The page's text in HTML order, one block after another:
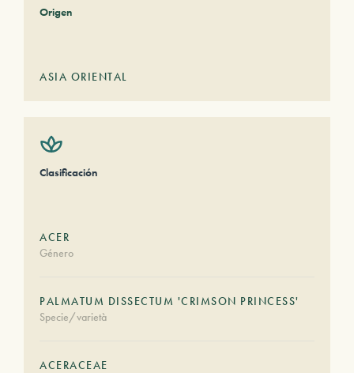
Origen
ASIA ORIENTAL
Clasificación
ACER
Género
PALMATUM DISSECTUM 'CRIMSON PRINCESS'
Specie/varietà
ACERACEAE